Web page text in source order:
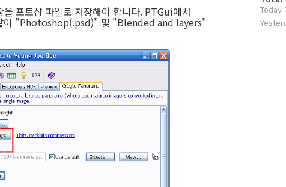
포토샵 파일로 저장해야 합니다. PTGui에서
이 "Photoshop(.psd)" 및 "Blended and layers"
문
자
Today :